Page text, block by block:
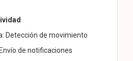
Detección de movimiento
de notificaciones